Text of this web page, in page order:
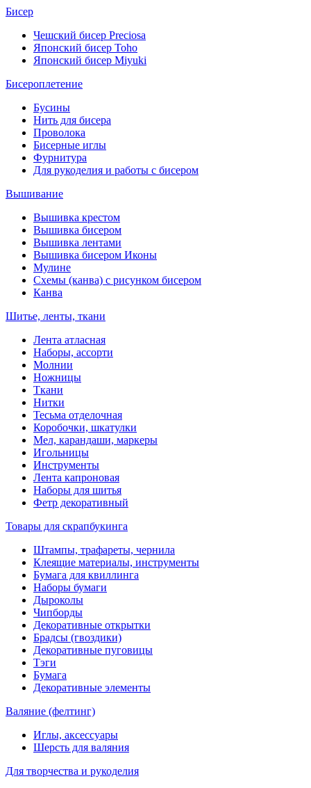
Бисер
Чешский бисер Preciosa
Японский бисер Toho
Японский бисер Miyuki
Бисероплетение
Бусины
Нить для бисера
Проволока
Бисерные иглы
Фурнитура
Для рукоделия и работы с бисером
Вышивание
Вышивка крестом
Вышивка бисером
Вышивка лентами
Вышивка бисером Иконы
Мулине
Схемы (канва) с рисунком бисером
Канва
Шитье, ленты, ткани
Лента атласная
Наборы, ассорти
Молнии
Ножницы
Ткани
Нитки
Тесьма отделочная
Коробочки, шкатулки
Мел, карандаши, маркеры
Игольницы
Инструменты
Лента капроновая
Наборы для шитья
Фетр декоративный
Товары для скрапбукинга
Штампы, трафареты, чернила
Клеящие материалы, инструменты
Бумага для квиллинга
Наборы бумаги
Дыроколы
Чипборды
Декоративные открытки
Брадсы (гвоздики)
Декоративные пуговицы
Тэги
Бумага
Декоративные элементы
Валяние (фелтинг)
Иглы, аксессуары
Шерсть для валяния
Для творчества и рукоделия